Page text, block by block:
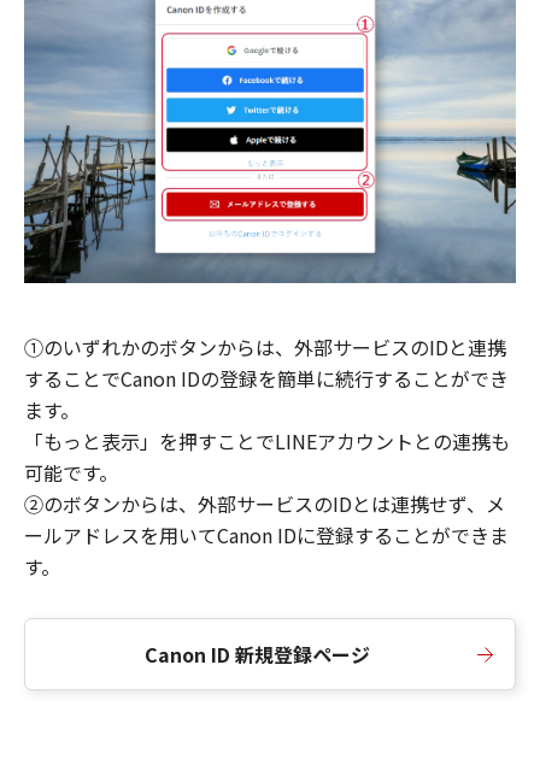
①のいずれかのボタンからは、外部サービスのIDと連携
することでCanon IDの登録を簡単に続行することができ
ます。
「もっと表示」を押すことでLINEアカウントとの連携も
可能です。
②のボタンからは、外部サービスのIDとは連携せず、メ
ールアドレスを用いてCanon IDに登録することができま
す。
Canon ID 新規登録ページ